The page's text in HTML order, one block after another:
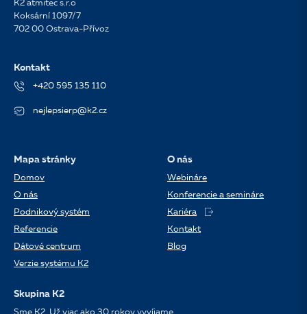
K2 atmitec s.r.o
Koksární 1097/7
702 00 Ostrava-Přívoz
Kontakt
+420 595 135 110
nejlepsierp@k2.cz
Mapa stránky
Domov
O nás
Podnikový systém
Referencie
Dátové centrum
Verzie systému K2
O nás
Webináre
Konferencie a semináre
Kariéra
Kontakt
Blog
Skupina K2